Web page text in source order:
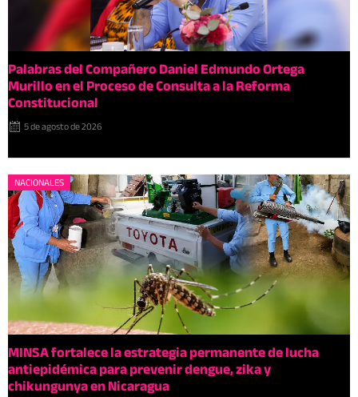
Palabras del Compañero Daniel Edmundo Ortega
Murillo en el Proceso de Consulta a la Reforma
Constitucional
5 de agosto de 2026
NACIONALES
MINSA fortalece la estrategia permanente de lucha
antiepidémica para prevenir dengue, zika y
chikungunya en Nicaragua